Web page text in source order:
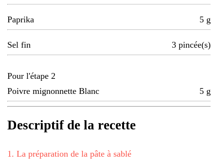
Paprika 5 g
Sel fin 3 pincée(s)
Pour l'étape 2
Poivre mignonnette Blanc
5 g
Descriptif de la recette
1 . La préparation de la pâte à sablé